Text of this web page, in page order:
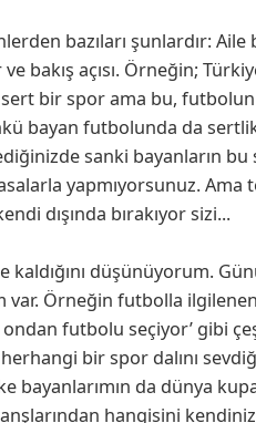
bazıları şunlardır: Aile
açısı. Örneğin;
sert bir spor ama bu,
bayan futbolunda da
sanki bayanların bu
yapmıyorsunuz. Ama
dışında bırakıyor sizi...
düşünüyorum.
var. Örneğin futbolla
ondan futbolu seçiyor’ gibi
bir spor dalını
bayanlarımın da dünya
hangisini